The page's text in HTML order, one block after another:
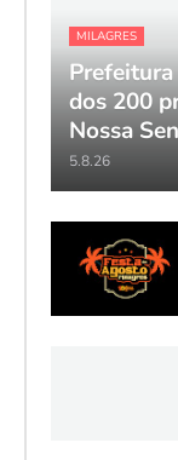
MILAGRES
dos 200
Nossa
5.8.26